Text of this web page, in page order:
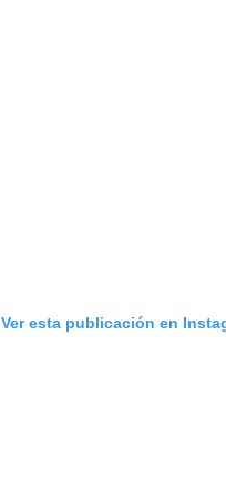
Ver esta publicación en